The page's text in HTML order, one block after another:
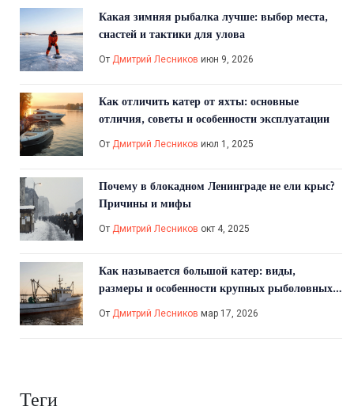
Какая зимняя рыбалка лучше: выбор места,
снастей и тактики для улова
От Дмитрий Лесников июн 9, 2026
Как отличить катер от яхты: основные
отличия, советы и особенности эксплуатации
От Дмитрий Лесников июл 1, 2025
Почему в блокадном Ленинграде не ели крыс?
Причины и мифы
От Дмитрий Лесников окт 4, 2025
Как называется большой катер: виды,
размеры и особенности крупных рыболовных
От Дмитрий Лесников мар 17, 2026
Теги